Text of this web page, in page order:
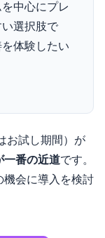
中心にプレ
選択肢で
体験したい
お試し期間）が
一番の近道です。
機会に導入を検討